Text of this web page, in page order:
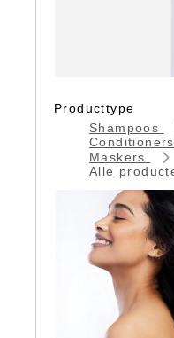
Producttype
Shampoos
Conditioners
Maskers
Alle